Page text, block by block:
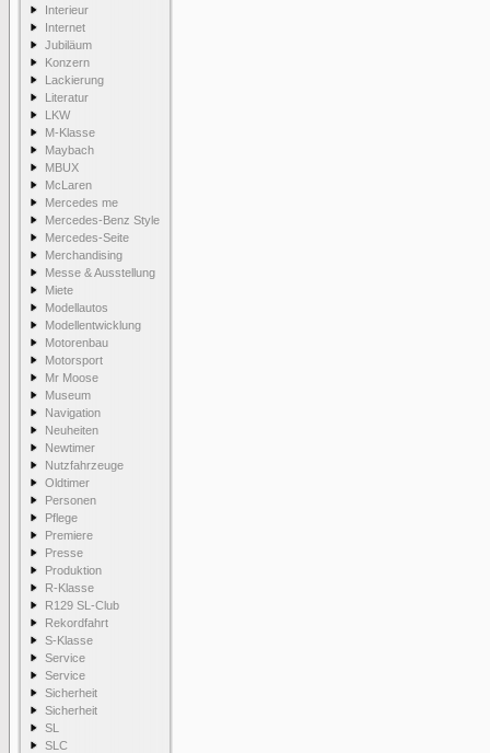
Interieur
Internet
Jubiläum
Konzern
Lackierung
Literatur
LKW
M-Klasse
Maybach
MBUX
McLaren
Mercedes me
Mercedes-Benz Style
Mercedes-Seite
Merchandising
Messe & Ausstellung
Miete
Modellautos
Modellentwicklung
Motorenbau
Motorsport
Mr Moose
Museum
Navigation
Neuheiten
Newtimer
Nutzfahrzeuge
Oldtimer
Personen
Pflege
Premiere
Presse
Produktion
R-Klasse
R129 SL-Club
Rekordfahrt
S-Klasse
Service
Service
Sicherheit
Sicherheit
SL
SLC